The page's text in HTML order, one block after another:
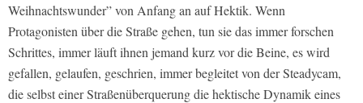
Weihnachtswunder” von Anfang an auf Hektik. Wenn
Protagonisten über die Straße gehen, tun sie das immer forschen
Schrittes, immer läuft ihnen jemand kurz vor die Beine, es wird
gefallen, gelaufen, geschrien, immer begleitet von der Steadycam,
die selbst einer Straßenüberquerung die hektische Dynamik eines